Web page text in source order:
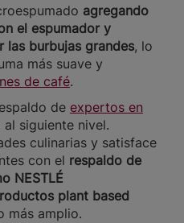
agregando
el espumador y
las burbujas grandes, lo
más suave y
de café.
de expertos en
siguiente nivel.
culinarias y satisface
con el respaldo de
NESTLÉ
plant based
más amplio.